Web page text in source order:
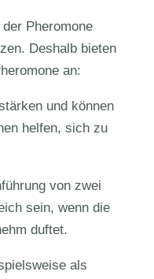
Pheromone
Deshalb bieten
an:
und können
helfen, sich zu
von zwei
sein, wenn die
duftet.
als